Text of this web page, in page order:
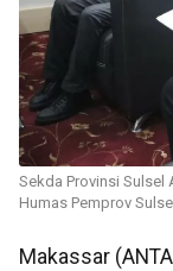
Sekda Provinsi Sulsel
Humas Pemprov
Makassar